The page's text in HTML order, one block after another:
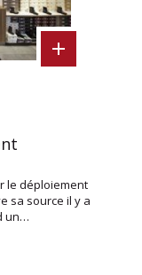
le déploiement
sa source il y a
un…